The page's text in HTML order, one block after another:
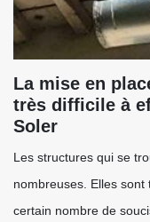
La mise en
très difficile à
Soler
Les structures qui se
nombreuses. Elles
certain nombre de